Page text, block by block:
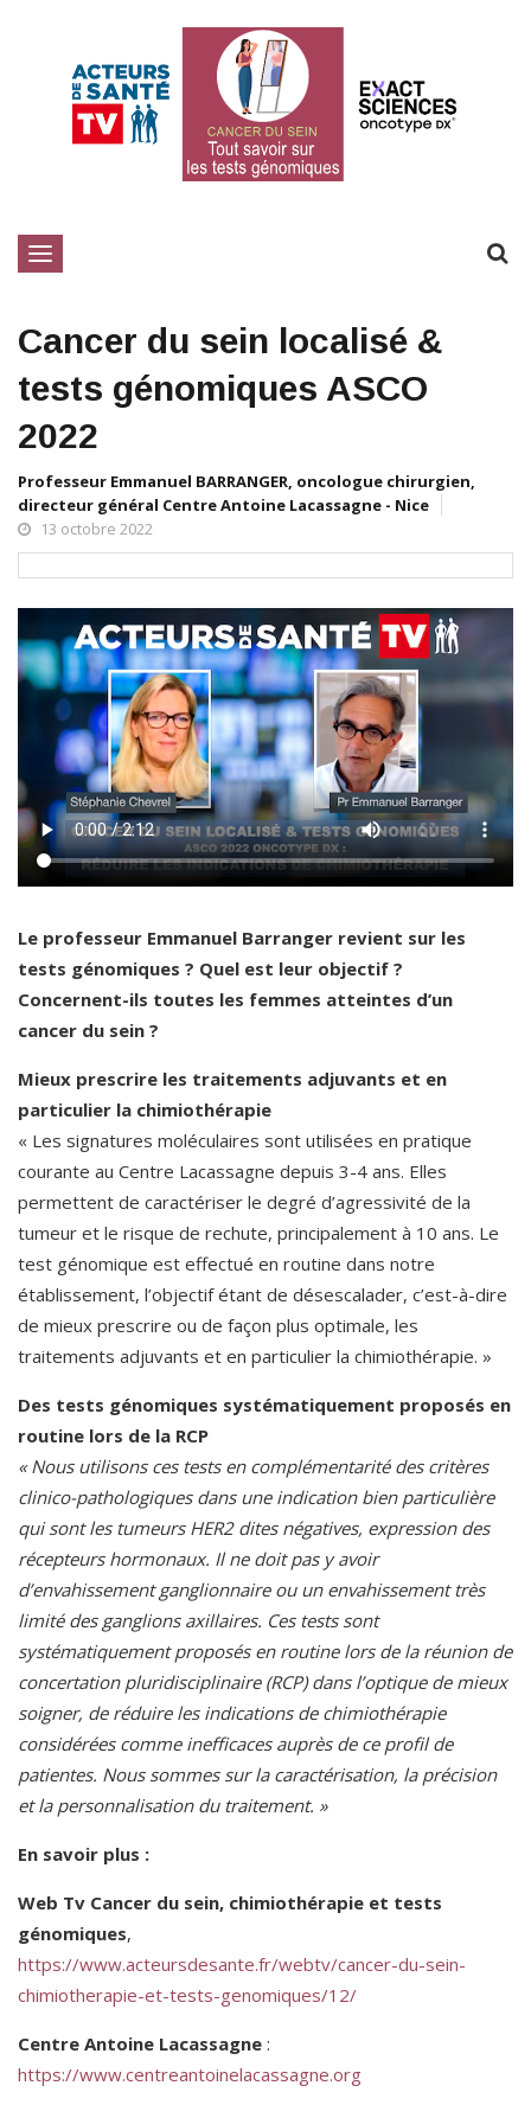
Toggle
navigation
Cancer du sein localisé &
tests génomiques ASCO
2022
Professeur Emmanuel BARRANGER, oncologue chirurgien,
directeur général Centre Antoine Lacassagne - Nice
13 octobre 2022
Le professeur Emmanuel Barranger revient sur les
tests génomiques ? Quel est leur objectif ?
Concernent-ils toutes les femmes atteintes d’un
cancer du sein ?
Mieux prescrire les traitements adjuvants et en
particulier la chimiothérapie
« Les signatures moléculaires sont utilisées en pratique
courante au Centre Lacassagne depuis 3-4 ans. Elles
permettent de caractériser le degré d’agressivité de la
tumeur et le risque de rechute, principalement à 10 ans. Le
test génomique est effectué en routine dans notre
établissement, l’objectif étant de désescalader, c’est-à-dire
de mieux prescrire ou de façon plus optimale, les
traitements adjuvants et en particulier la chimiothérapie. »
Des tests génomiques systématiquement proposés en
routine lors de la RCP
« Nous utilisons ces tests en complémentarité des critères
clinico-pathologiques dans une indication bien particulière
qui sont les tumeurs HER2 dites négatives, expression des
récepteurs hormonaux. Il ne doit pas y avoir
d’envahissement ganglionnaire ou un envahissement très
limité des ganglions axillaires. Ces tests sont
systématiquement proposés en routine lors de la réunion de
concertation pluridisciplinaire (RCP) dans l’optique de mieux
soigner, de réduire les indications de chimiothérapie
considérées comme inefficaces auprès de ce profil de
patientes. Nous sommes sur la caractérisation, la précision
et la personnalisation du traitement. »
En savoir plus :
Web Tv Cancer du sein, chimiothérapie et tests
génomiques,
https://www.acteursdesante.fr/webtv/cancer-du-sein-
chimiotherapie-et-tests-genomiques/12/
Centre Antoine Lacassagne :
https://www.centreantoinelacassagne.org